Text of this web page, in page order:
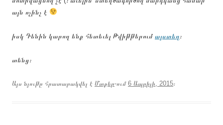
այն ոչինչ է
իսկ Դենին կարող ենք հետեւել Թվիթթերում այստեղ։
տենց։
Այս նյութը հրատարակվել է Մտքեր-ում 6 Ապրիլի, 2015։